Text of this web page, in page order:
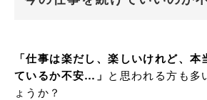
「仕事は楽だし、楽しいけれど、
ているか不安…」 と思われる方も多
ょうか？